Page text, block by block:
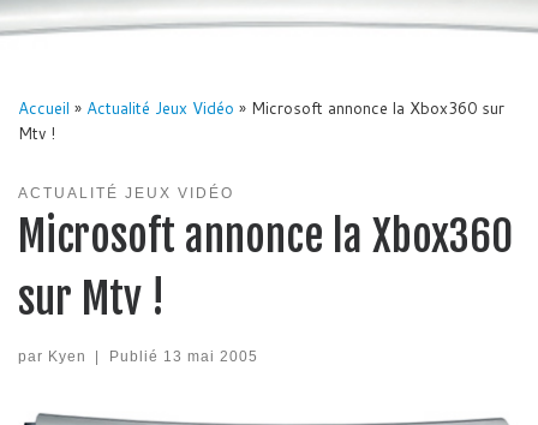
Accueil » Actualité Jeux Vidéo » Microsoft annonce la Xbox360 sur
Mtv !
ACTUALITÉ JEUX VIDÉO
Microsoft annonce la Xbox360
sur Mtv !
par Kyen Publié 13 mai 2005